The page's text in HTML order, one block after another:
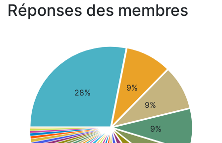
Réponses des membres
28%
9%
9%
9%